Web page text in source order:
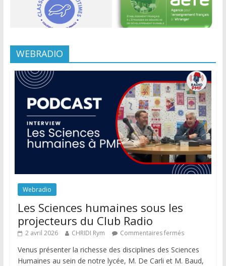
WEBRADIO
Webradio
Les Sciences humaines sous les
projecteurs du Club Radio
2 avril 2026 CHRIDI Rym Commentaires fermés
Venus présenter la richesse des disciplines des Sciences
Humaines au sein de notre lycée, M. De Carli et M. Baud,